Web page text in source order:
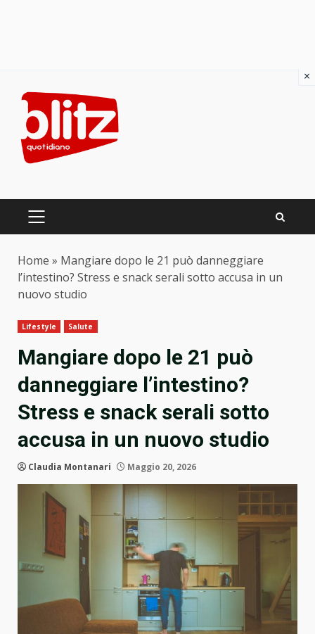
content
PRIMARY
Home » Mangiare dopo le 21 può danneggiare
l’intestino? Stress e snack serali sotto accusa in un
nuovo studio
Lifestyle Salute
Mangiare dopo le 21 può
danneggiare l’intestino?
Stress e snack serali sotto
accusa in un nuovo studio
Claudia Montanari Maggio 20, 2026
×